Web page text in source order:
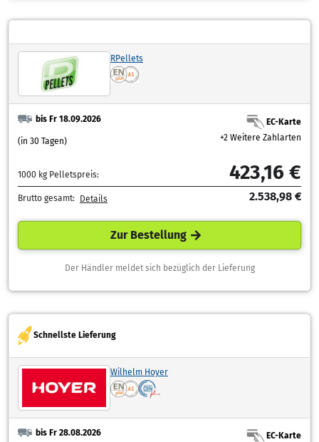
RPellets
bis Fr 18.09.2026
(in 30 Tagen)
EC-Karte
+2 Weitere Zahlarten
1000 kg Pelletspreis: 423,16 €
Brutto gesamt: Details 2.538,98 €
Zur Bestellung
Der Händler meldet sich bezüglich der Lieferung
Schnellste Lieferung
Wilhelm Hoyer
bis Fr 28.08.2026
EC-Karte